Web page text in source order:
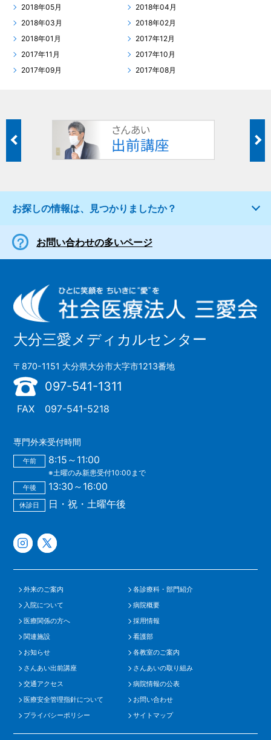
2018年05月
2018年04月
2018年03月
2018年02月
2018年01月
2017年12月
2017年11月
2017年10月
2017年09月
2017年08月
お探しの情報は、見つかりましたか？
お問い合わせの多いページ
大分三愛メディカルセンター
〒870-1151 大分県大分市大字市1213番地
097-541-1311
FAX 097-541-5218
専門外来受付時間
午前 8:15～11:00
※土曜のみ新患受付10:00まで
午後 13:30～16:00
休診日 日・祝・土曜午後
外来のご案内
各診療科・部門紹介
入院について
病院概要
医療関係の方へ
採用情報
関連施設
看護部
お知らせ
各教室のご案内
さんあい出前講座
さんあいの取り組み
交通アクセス
病院情報の公表
医療安全管理指針について
お問い合わせ
プライバシーポリシー
サイトマップ